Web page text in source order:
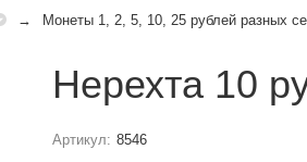
Монеты 1, 2, 5, 10, 25 рублей разных
Нерехта 10
Артикул: 8546